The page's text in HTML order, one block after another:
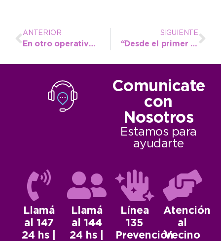
ANTERIOR
En otro operativo, se secuestraron 19 vehículos
SIGUIENTE
“Desde el primer día remarcamos cotidianamente nuestra relación con la provincia”
Comunicate
con
Nosotros
Estamos para
ayudarte
Llamá
al 147
24 hs |
Llamá
al 144
24 hs |
Línea
135
Prevención
Atención
al
Vecino